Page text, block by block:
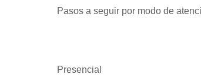
Pasos a seguir por modo de
Presencial